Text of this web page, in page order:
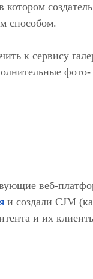
котором
способом.
к сервису
веб-
и создали CJM
и их